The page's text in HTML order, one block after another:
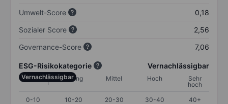
Umwelt-Score
0,18
Sozialer Score
2,56
Governance-Score
7,06
ESG-Risikokategorie Vernachlässigbar
VernachlässigbarGering Mittel Hoch
Sehr
hoch
0-10
10-20 20-30 30-40 40+